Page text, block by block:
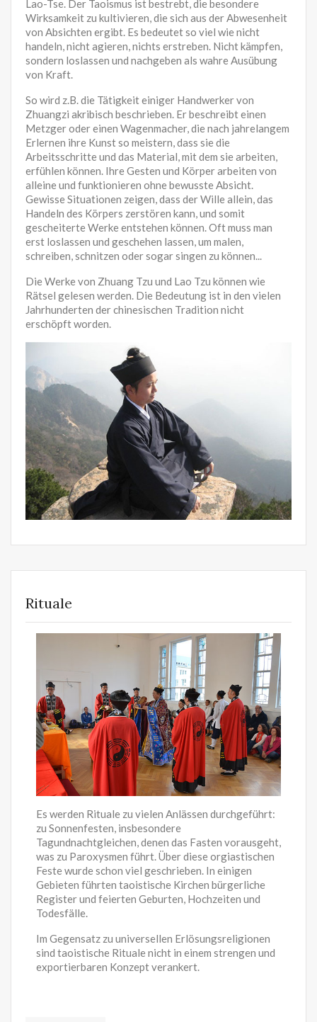
Lao-Tse. Der Taoismus ist bestrebt, die besondere
Wirksamkeit zu kultivieren, die sich aus der Abwesenheit
von Absichten ergibt. Es bedeutet so viel wie nicht
handeln, nicht agieren, nichts erstreben. Nicht kämpfen,
sondern loslassen und nachgeben als wahre Ausübung
von Kraft.
So wird z.B. die Tätigkeit einiger Handwerker von
Zhuangzi akribisch beschrieben. Er beschreibt einen
Metzger oder einen Wagenmacher, die nach jahrelangem
Erlernen ihre Kunst so meistern, dass sie die
Arbeitsschritte und das Material, mit dem sie arbeiten,
erfühlen können. Ihre Gesten und Körper arbeiten von
alleine und funktionieren ohne bewusste Absicht.
Gewisse Situationen zeigen, dass der Wille allein, das
Handeln des Körpers zerstören kann, und somit
gescheiterte Werke entstehen können. Oft muss man
erst loslassen und geschehen lassen, um malen,
schreiben, schnitzen oder sogar singen zu können...
Die Werke von Zhuang Tzu und Lao Tzu können wie
Rätsel gelesen werden. Die Bedeutung ist in den vielen
Jahrhunderten der chinesischen Tradition nicht
erschöpft worden.
Rituale
Es werden Rituale zu vielen Anlässen durchgeführt:
zu Sonnenfesten, insbesondere
Tagundnachtgleichen, denen das Fasten vorausgeht,
was zu Paroxysmen führt. Über diese orgiastischen
Feste wurde schon viel geschrieben. In einigen
Gebieten führten taoistische Kirchen bürgerliche
Register und feierten Geburten, Hochzeiten und
Todesfälle.
Im Gegensatz zu universellen Erlösungsreligionen
sind taoistische Rituale nicht in einem strengen und
exportierbaren Konzept verankert.